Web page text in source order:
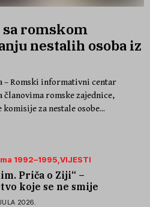
romskom
nestalih osoba iz
– Romski informativni centar
članovima romske zajednice,
za nestale osobe...
1992–1995 VIJESTI
Priča o Ziji“ –
koje se ne smije
2026.